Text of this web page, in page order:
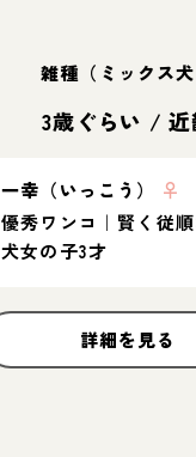
雑種（ミックス犬
3歳ぐらい /
一幸（いっこう）
♀
優秀ワンコ｜賢く従
犬女の子3才
詳細を見る